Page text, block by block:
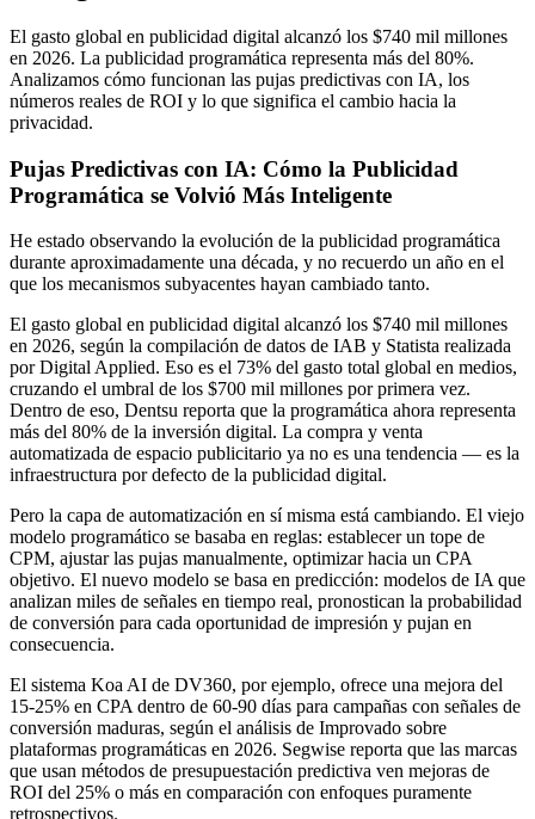
El gasto global en publicidad digital alcanzó los $740 mil millones
en 2026. La publicidad programática representa más del 80%.
Analizamos cómo funcionan las pujas predictivas con IA, los
números reales de ROI y lo que significa el cambio hacia la
privacidad.
Pujas Predictivas con IA: Cómo la Publicidad
Programática se Volvió Más Inteligente
He estado observando la evolución de la publicidad programática
durante aproximadamente una década, y no recuerdo un año en el
que los mecanismos subyacentes hayan cambiado tanto.
El gasto global en publicidad digital alcanzó los $740 mil millones
en 2026, según la compilación de datos de IAB y Statista realizada
por Digital Applied. Eso es el 73% del gasto total global en medios,
cruzando el umbral de los $700 mil millones por primera vez.
Dentro de eso, Dentsu reporta que la programática ahora representa
más del 80% de la inversión digital. La compra y venta
automatizada de espacio publicitario ya no es una tendencia — es la
infraestructura por defecto de la publicidad digital.
Pero la capa de automatización en sí misma está cambiando. El viejo
modelo programático se basaba en reglas: establecer un tope de
CPM, ajustar las pujas manualmente, optimizar hacia un CPA
objetivo. El nuevo modelo se basa en predicción: modelos de IA que
analizan miles de señales en tiempo real, pronostican la probabilidad
de conversión para cada oportunidad de impresión y pujan en
consecuencia.
El sistema Koa AI de DV360, por ejemplo, ofrece una mejora del
15-25% en CPA dentro de 60-90 días para campañas con señales de
conversión maduras, según el análisis de Improvado sobre
plataformas programáticas en 2026. Segwise reporta que las marcas
que usan métodos de presupuestación predictiva ven mejoras de
ROI del 25% o más en comparación con enfoques puramente
retrospectivos.